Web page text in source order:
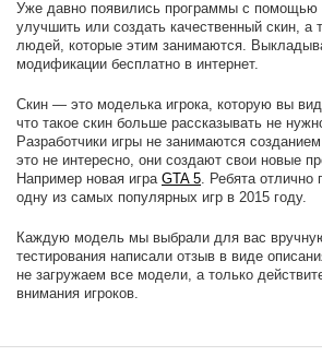
Уже давно появились программы с помощью
улучшить или создать качественный скин, а
людей, которые этим занимаются.
модификации бесплатно в интернет.
Скин — это моделька игрока, которую вы
что такое скин больше рассказывать не
Разработчики игры не занимаются
это не интересно, они создают свои новые
Например новая игра GTA 5 . Ребята
одну из самых популярных игр в 2015 году.
Каждую модель мы выбрали для вас
тестирования написали отзыв в виде
не загружаем все модели, а только
внимания игроков.